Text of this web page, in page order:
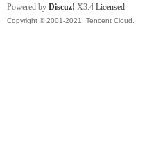
Powered by Discuz! X3.4 Licensed
Copyright © 2001-2021, Tencent Cloud.